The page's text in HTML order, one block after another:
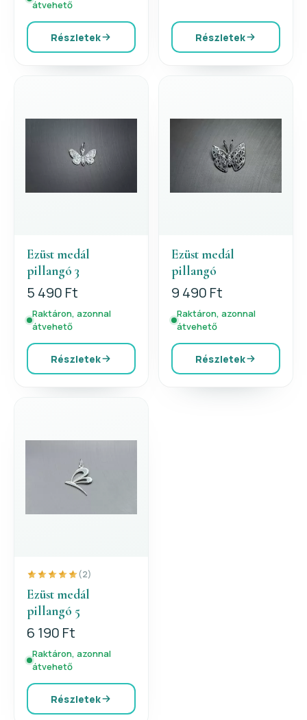
átvehető
Részletek Részletek
Ezüst medál
pillangó 3
5 490 Ft
Raktáron, azonnal
átvehető
Részletek
Ezüst medál
pillangó
9 490 Ft
Raktáron, azonnal
átvehető
Részletek
(2)
Ezüst medál
pillangó 5
6 190 Ft
Raktáron, azonnal
átvehető
Részletek